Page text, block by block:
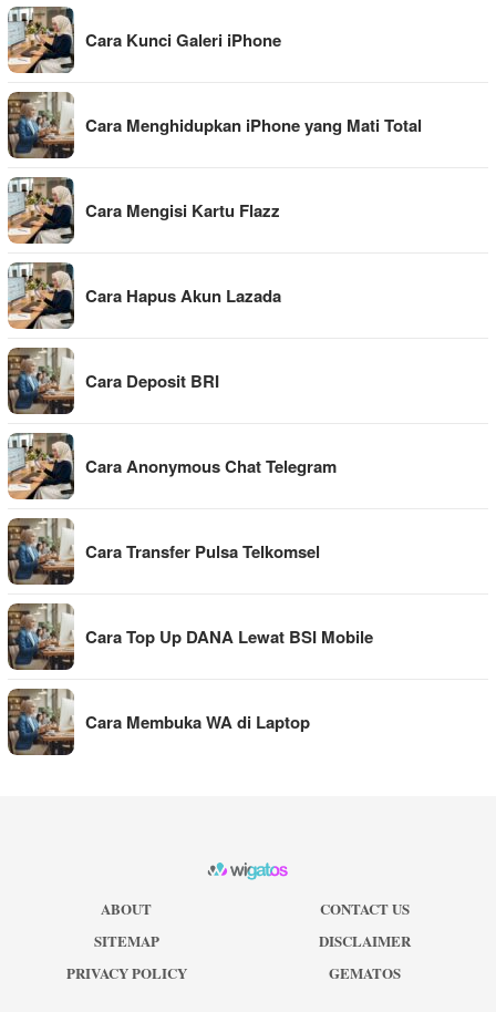
Cara Kunci Galeri iPhone
Cara Menghidupkan iPhone yang Mati Total
Cara Mengisi Kartu Flazz
Cara Hapus Akun Lazada
Cara Deposit BRI
Cara Anonymous Chat Telegram
Cara Transfer Pulsa Telkomsel
Cara Top Up DANA Lewat BSI Mobile
Cara Membuka WA di Laptop
ABOUT
CONTACT US
SITEMAP
DISCLAIMER
PRIVACY POLICY
GEMATOS